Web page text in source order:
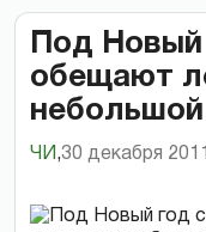
Под Новый
обещают
небольшой
ЧИ ,30 декабря